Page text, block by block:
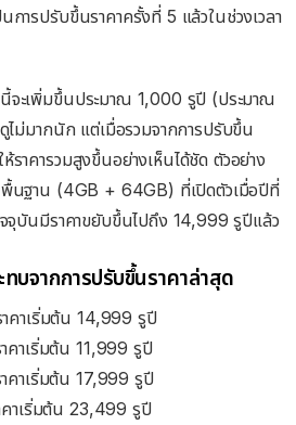
การปรับขึ้นราคาครั้งที่ 5 แล้วในช่วงเวลา
จะเพิ่มขึ้นประมาณ 1,000 รูปี (ประมาณ
ไม่มากนัก แต่เมื่อรวมจากการปรับขึ้น
าคารวมสูงขึ้นอย่างเห็นได้ชัด ตัวอย่าง
นฐาน (4GB + 64GB) ที่เปิดตัวเมื่อปีที่
จุบันมีราคาขยับขึ้นไปถึง 14,999 รูปีแล้ว
บจากการปรับขึ้นราคาล่าสุด
าคาเริ่มต้น 14,999 รูปี
คาเริ่มต้น 11,999 รูปี
คาเริ่มต้น 17,999 รูปี
คาเริ่มต้น 23,499 รูปี